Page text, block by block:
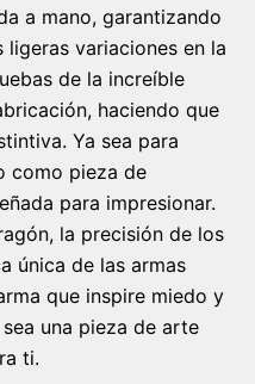
a mano, garantizando
ligeras variaciones en la
de la increíble
haciendo que
Ya sea para
como pieza de
para impresionar.
la precisión de los
única de las armas
que inspire miedo y
una pieza de arte
ti.